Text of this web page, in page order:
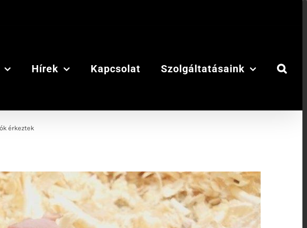
Hírek Kapcsolat Szolgáltatásaink
érkeztek